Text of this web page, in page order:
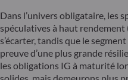
Dans l’univers obligataire, les
spéculatives à haut
s’écarter, tandis que le
preuve d’une plus grande
les obligations IG à maturité